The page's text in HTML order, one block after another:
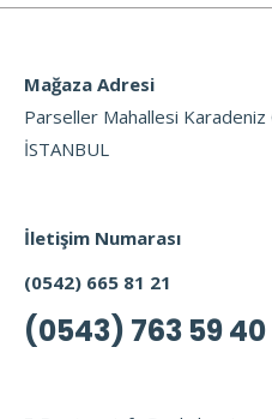
Mağaza Adresi
Parseller Mahallesi
İSTANBUL
İletişim Numarası
(0542) 665 81 21
(0543) 763 59 40